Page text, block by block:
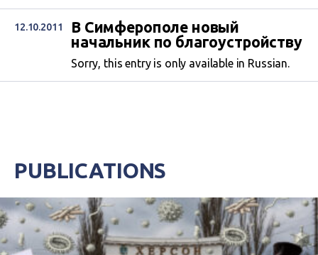
12.10.2011
В Симферополе новый
начальник по благоустройству
Sorry, this entry is only available in Russian.
PUBLICATIONS